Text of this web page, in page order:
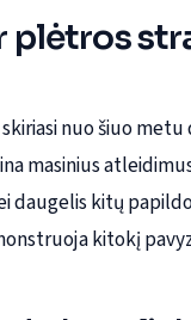
plėtros
nuo šiuo
masinius
daugelis kitų
kitokį